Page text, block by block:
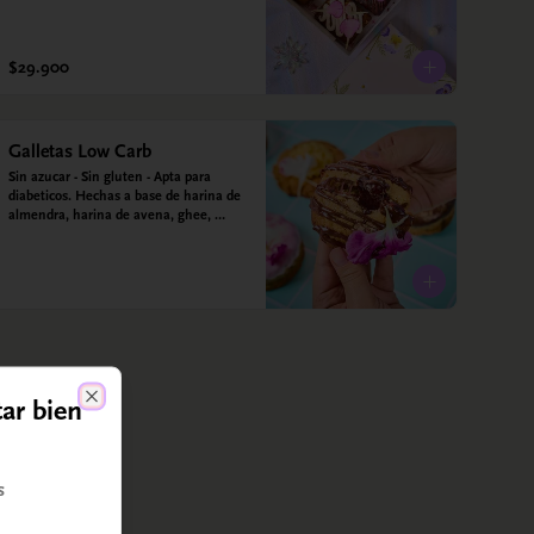
$29.900
Galletas Low Carb
Sin azucar - Sin gluten - Apta para
diabeticos. Hechas a base de harina de
almendra, harina de avena, ghee,
bien